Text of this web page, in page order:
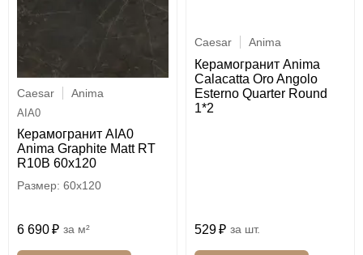
Caesar Anima
AIA0
Керамогранит AIA0
Anima Graphite Matt RT
R10B 60x120
60x120
6 690 м²
Caesar Anima
Керамогранит Anima
Calacatta Oro Angolo
Esterno Quarter Round
1*2
529 шт.